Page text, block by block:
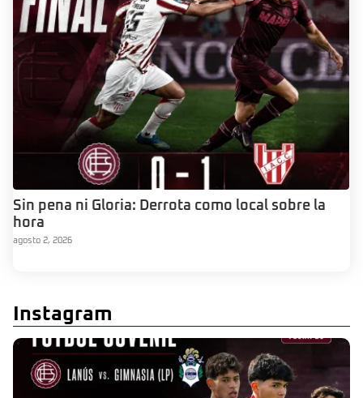
Sin pena ni Gloria: Derrota como local sobre la
hora
agosto 2, 2026
Instagram